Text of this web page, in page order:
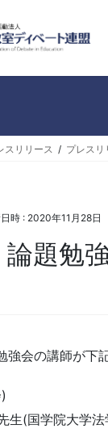
スリリース プレスリ
時 : 2020年11月28日
題勉
会の講師が下
)
生(国学院大学法